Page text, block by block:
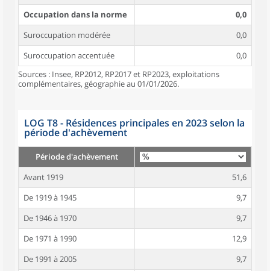
Occupation dans la norme
0,0
Suroccupation modérée
0,0
Suroccupation accentuée
0,0
Sources : Insee, RP2012, RP2017 et RP2023, exploitations
complémentaires, géographie au 01/01/2026.
LOG T8 - Résidences principales en 2023 selon la
période d'achèvement
Période d'achèvement
Avant 1919
51,6
De 1919 à 1945
9,7
De 1946 à 1970
9,7
De 1971 à 1990
12,9
De 1991 à 2005
9,7